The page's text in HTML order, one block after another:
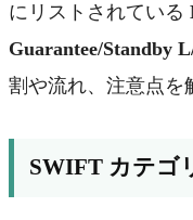
にリストされている
Guarantee/Standby L/
割や流れ、注意点を
SWIFT カテゴ